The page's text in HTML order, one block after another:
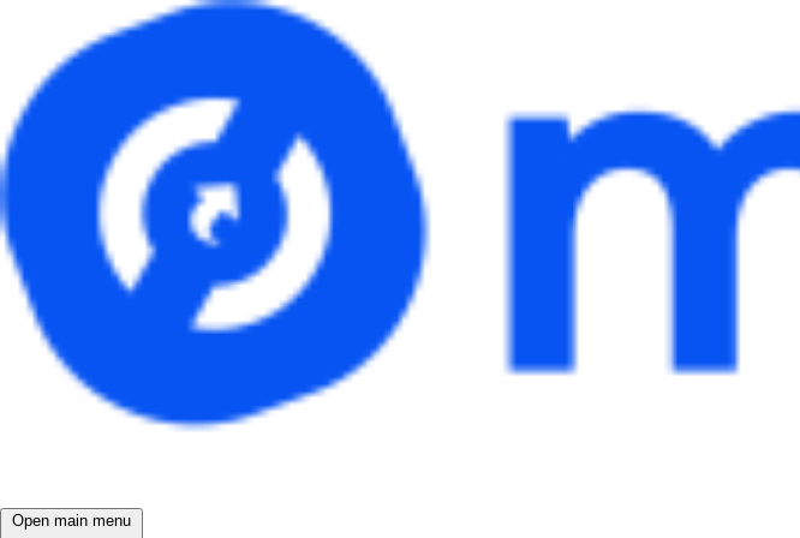
Open main menu